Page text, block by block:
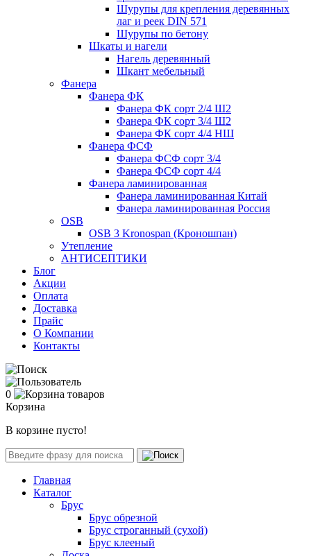
Шурупы для крепления деревянных
лаг и реек DIN 571
Шурупы по бетону
Шкаты и нагели
Нагель деревянный
Шкант мебельный
Фанера
Фанера ФК
Фанера ФК сорт 2/4 Ш2
Фанера ФК сорт 3/4 Ш2
Фанера ФК сорт 4/4 НШ
Фанера ФСФ
Фанера ФСФ сорт 3/4
Фанера ФСФ сорт 4/4
Фанера ламинированная
Фанера ламинированная Китай
Фанера ламинированная Россия
OSB
OSB 3 Kronospan (Кроношпан)
Утепление
АНТИСЕПТИКИ
Блог
Акции
Оплата
Доставка
Прайс
О Компании
Контакты
0
Корзина
В корзине пусто!
Главная
Каталог
Брус
Брус обрезной
Брус строганный (сухой)
Брус клееный